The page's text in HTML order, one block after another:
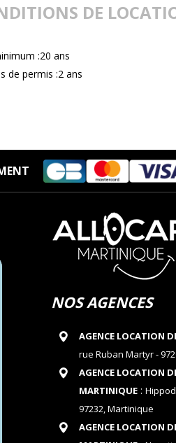
DE
:20 ans
de permis :2 ans
NOS AGENCES
AGENCE LOCATION
rue Ruban Martyr -
AGENCE LOCATION
MARTINIQUE:
97232, Martinique
AGENCE LOCATION